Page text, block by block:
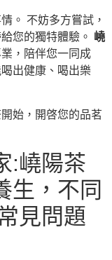
。 不妨多方嘗試，
您的獨特體驗。 嶢
，陪伴您一同成
出健康、喝出樂
始，開啓您的品茗
:嶢陽茶
生，不同
見問題